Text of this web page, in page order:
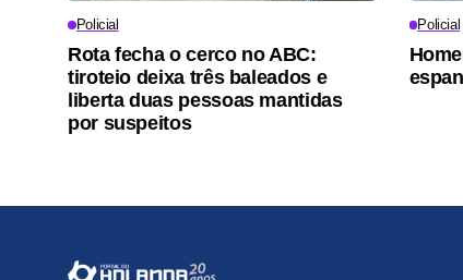
Policial
Rota fecha o cerco no ABC:
tiroteio deixa três baleados e
liberta duas pessoas mantidas
por suspeitos
Policial